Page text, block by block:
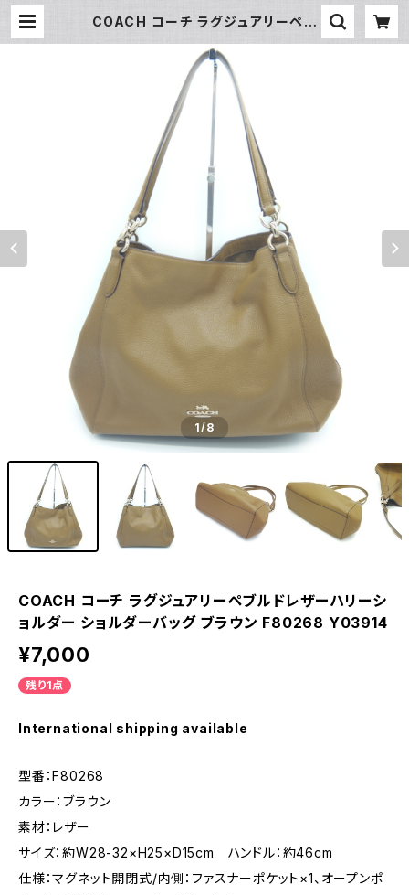
COACH コーチ ラグジュアリーペブ
ーバッグ ブラウン F80268 Y0391
4 | 大和屋質店 前橋三俣店
1/8
COACH コーチ ラグジュアリーペブルドレザーハリーシ
ョルダー ショルダーバッグ ブラウン F80268 Y03914
¥7,000
残り1点
International shipping available
型番：F80268
カラー：ブラウン
素材：レザー
サイズ：約W28-32×H25×D15cm ハンドル：約46cm
仕様：マグネット開閉式/内側：ファスナーポケット×1、オープンポ